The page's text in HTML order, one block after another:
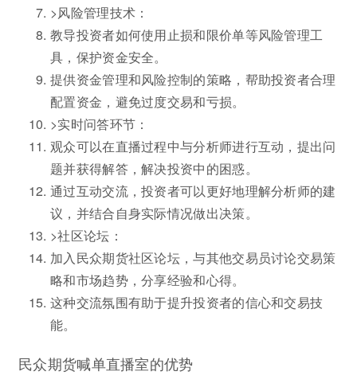
>风险管理技术：
教导投资者如何使用止损和限价单等风险管理工
具，保护资金安全。
提供资金管理和风险控制的策略，帮助投资者合理
配置资金，避免过度交易和亏损。
>实时问答环节：
观众可以在直播过程中与分析师进行互动，提出问
题并获得解答，解决投资中的困惑。
通过互动交流，投资者可以更好地理解分析师的建
议，并结合自身实际情况做出决策。
>社区论坛：
加入民众期货社区论坛，与其他交易员讨论交易策
略和市场趋势，分享经验和心得。
这种交流氛围有助于提升投资者的信心和交易技
能。
民众期货喊单直播室的优势